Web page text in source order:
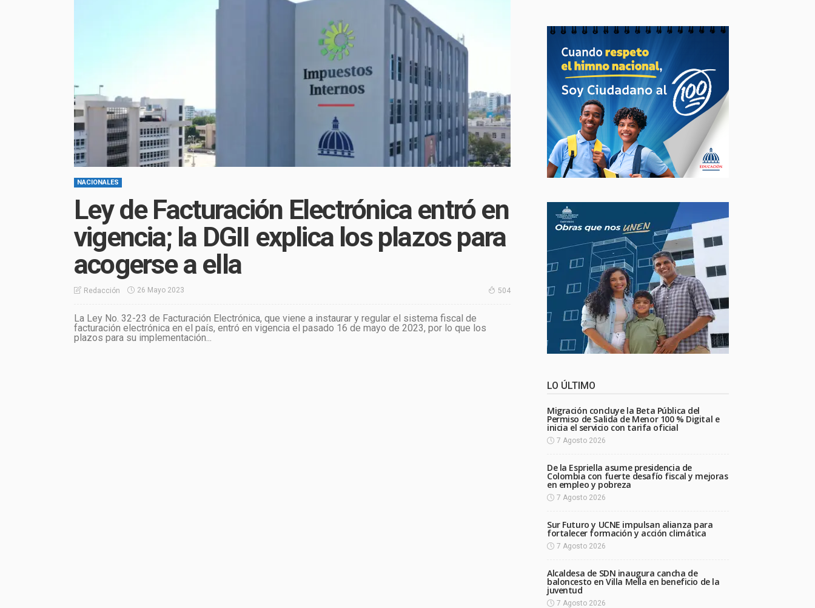
NACIONALES
Ley de Facturación Electrónica entró en
vigencia; la DGII explica los plazos para
acogerse a ella
Redacción 26 Mayo 2023 504
La Ley No. 32-23 de Facturación Electrónica, que viene a instaurar y regular el sistema fiscal de
facturación electrónica en el país, entró en vigencia el pasado 16 de mayo de 2023, por lo que los
plazos para su implementación...
LO ÚLTIMO
Migración concluye la Beta Pública del
Permiso de Salida de Menor 100 % Digital e
inicia el servicio con tarifa oficial
7 Agosto 2026
De la Espriella asume presidencia de
Colombia con fuerte desafío fiscal y mejoras
en empleo y pobreza
7 Agosto 2026
Sur Futuro y UCNE impulsan alianza para
fortalecer formación y acción climática
7 Agosto 2026
Alcaldesa de SDN inaugura cancha de
baloncesto en Villa Mella en beneficio de la
juventud
7 Agosto 2026